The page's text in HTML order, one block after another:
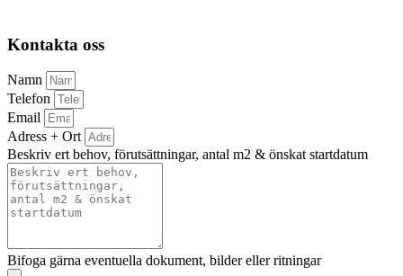
Kontakta oss
Namn
Telefon
Email
Adress + Ort
Beskriv ert behov, förutsättningar, antal m2 & önskat startdatum
Bifoga gärna eventuella dokument, bilder eller ritningar